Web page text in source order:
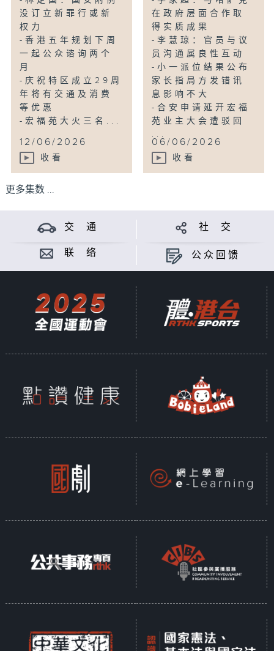
没订立新罪行或新
权力
-香港五年规划下周
一起公众谘询两个
月
-庆祝特区成立29周
年将有交通及消费
等优惠
-宏福苑大火三名...
12/06/2026
收看
在政府层面合作取
得实质成果
-李慧琼：官员与议
员沟通属良性互动
-小一派位结果公布
家长指局方发错讯
息影响不大
-合安申请延开宏福
苑业主大会遭驳回
...
06/06/2026
收看
更多集数 ...
交 通 社 交
联 络 公众回馈